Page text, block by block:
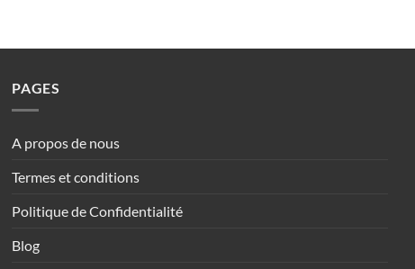
PAGES
A propos de nous
Termes et conditions
Politique de Confidentialité
Blog